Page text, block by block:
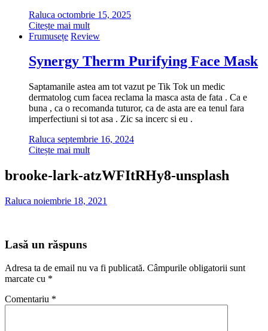
Raluca octombrie 15, 2025
Citește mai mult
Frumusețe Review
Synergy Therm Purifying Face Mask
Saptamanile astea am tot vazut pe Tik Tok un medic
dermatolog cum facea reclama la masca asta de fata . Ca e
buna , ca o recomanda tuturor, ca de asta are ea tenul fara
imperfectiuni si tot asa . Zic sa incerc si eu .
Raluca septembrie 16, 2024
Citește mai mult
brooke-lark-atzWFItRHy8-unsplash
Raluca noiembrie 18, 2021
Lasă un răspuns
Adresa ta de email nu va fi publicată. Câmpurile obligatorii sunt
marcate cu *
Comentariu *